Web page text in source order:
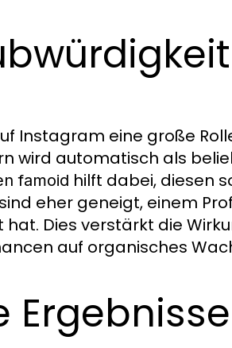
Instagram eine große
wird automatisch als
famoid hilft dabei, diesen
eher geneigt, einem
Dies verstärkt die
auf organisches